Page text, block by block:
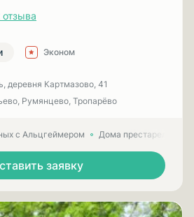
отзыва
Эконом
деревня Картмазово, 41
Румянцево, Тропарёво
с Альцгеймером Дома престарелых
заявку